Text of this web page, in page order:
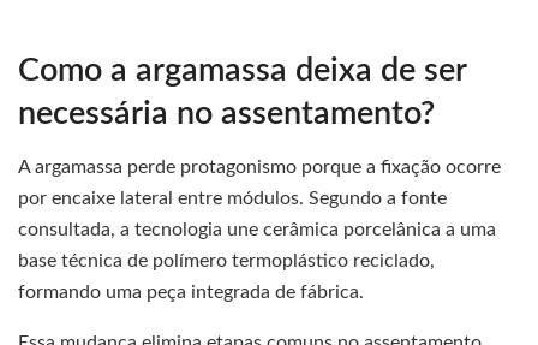
Como a argamassa deixa de ser
necessária no assentamento?
A argamassa perde protagonismo porque a fixação ocorre
por encaixe lateral entre módulos. Segundo a fonte
consultada, a tecnologia une cerâmica porcelânica a uma
base técnica de polímero termoplástico reciclado,
formando uma peça integrada de fábrica.